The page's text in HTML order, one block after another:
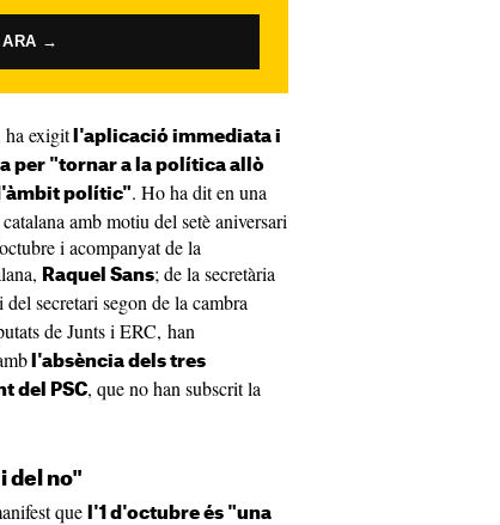
ARA →
ha exigitl'aplicació immediata i
per "tornar a la política allò
polític". Ho ha dit en una
amb motiu del setè aniversari
i acompanyat de la
Raquel Sans; de la secretària
del secretari segon de la cambra
de Junts i ERC, han
l'absència dels tres
del PSC, que no han subscrit la
del no"
que
l'1 d'octubre és "una